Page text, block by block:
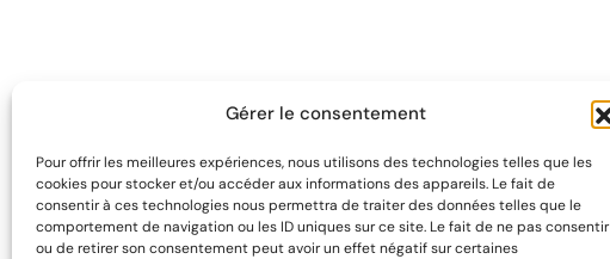
Gérer le consentement
Pour offrir les meilleures expériences, nous utilisons des technologies telles que les
cookies pour stocker et/ou accéder aux informations des appareils. Le fait de
consentir à ces technologies nous permettra de traiter des données telles que le
comportement de navigation ou les ID uniques sur ce site. Le fait de ne pas consentir
ou de retirer son consentement peut avoir un effet négatif sur certaines